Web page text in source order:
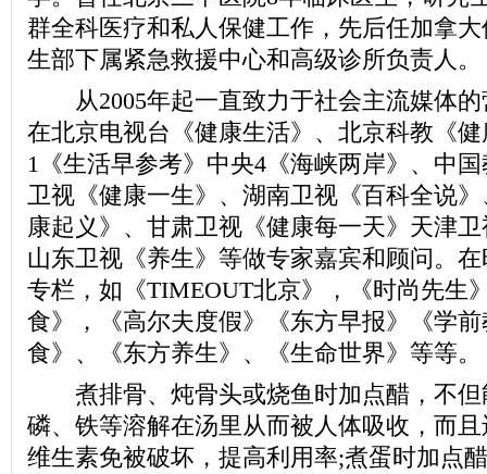
群全科医疗和私人保健工作，先后任加拿
生部下属紧急救援中心和高级诊所负责人。
从2005年起一直致力于社会主流媒体的
在北京电视台《健康生活》、北京科教《
1《生活早参考》中央4《海峡两岸》、中
卫视《健康一生》、湖南卫视《百科全说
康起义》、甘肃卫视《健康每一天》天津
山东卫视《养生》等做专家嘉宾和顾问。
专栏，如《TIMEOUT北京》，《时尚先生
食》，《高尔夫度假》《东方早报》《学
食》、《东方养生》、《生命世界》等等。
煮排骨、炖骨头或烧鱼时加点醋，不但
磷、铁等溶解在汤里从而被人体吸收，而
维生素免被破坏，提高利用率;煮蛋时加点